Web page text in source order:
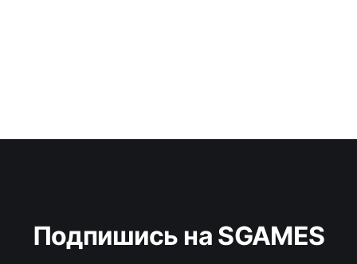
Подпишись на SGAMES